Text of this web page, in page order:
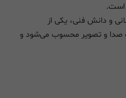
است.
و دانش فنی، یکی از
صدا و تصویر محسوب می‌شود و